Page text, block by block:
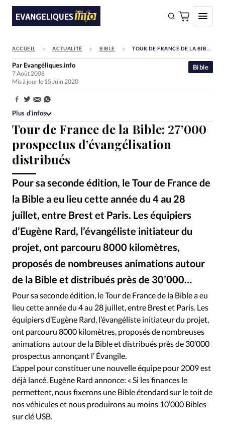
FAIRE UN DON
Faire un don
Société
Monde
Bible
Toute l'actualité
Devise:
CHF
RUBRIQUES
Toute l'actualité Culture
Eglises
Histoire Laicité
Liberté religieuse
Mission
Monde People Politique
Religions
Société
ACCUEIL ACTUALITÉ BIBLE TOUR DE FRANCE DE LA BIBLE: 27’000 PROSPECTUS D’ÉVANGÉLISATION DISTRIBUÉS
Tour de France de la Bible: 27’000
prospectus d’évangélisation
distribués
Pour sa seconde édition, le Tour de France de
la Bible a eu lieu cette année du 4 au 28
juillet, entre Brest et Paris. Les équipiers
d’Eugène Rard, l’évangéliste initiateur du
projet, ont parcouru 8000 kilomètres,
proposés de nombreuses animations autour
de la Bible et distribués près de 30’000…
Bible
Par Evangéliques.info
7 Août 2008
Mis à jour le 15 Juin 2020
Partager:
Plus d’infos
Pour sa seconde édition, le Tour de France de la Bible a eu
lieu cette année du 4 au 28 juillet, entre Brest et Paris. Les
équipiers d’Eugène Rard, l’évangéliste initiateur du projet,
ont parcouru 8000 kilomètres, proposés de nombreuses
animations autour de la Bible et distribués près de 30’000
prospectus annonçant l’ Évangile.
L’appel pour constituer une nouvelle équipe pour 2009 est
déjà lancé. Eugène Rard annonce: « Si les finances le
permettent, nous fixerons une Bible étendard sur le toit de
nos véhicules et nous produirons au moins 10’000 Bibles
sur clé USB.